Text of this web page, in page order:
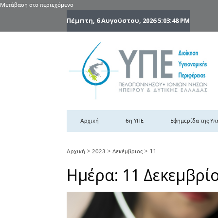
Μετάβαση στο περιεχόμενο
Πέμπτη, 6 Αυγούστου, 20265:03:50 PM
Αρχική 6η ΥΠΕ Εφημερίδα της
Αρχική > 2023 > Δεκέμβριος > 11
Ημέρα: 11